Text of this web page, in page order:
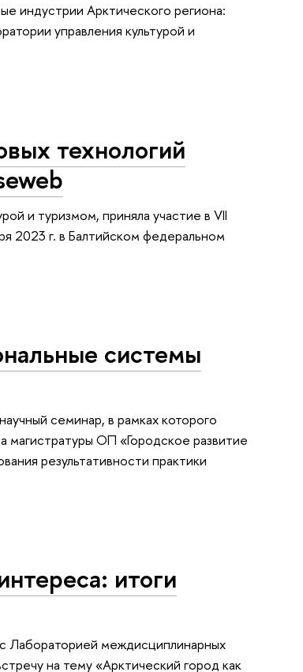
индустрии Арктического региона:
управления культурой и
технологий
и туризмом, приняла участие в VII
2023 г. в Балтийском федеральном
системы
семинар, в рамках которого
магистратуры ОП «Городское развитие
результативности практики
итоги
Лабораторией междисциплинарных
на тему «Арктический город как